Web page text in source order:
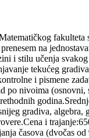
fakulteta
na
i stilu učenja svakog
tekućeg
i pismene
po nivoima (osnovni,
godina.
gradiva, algebra,
​Cena i trajanje:
časova (dvočas